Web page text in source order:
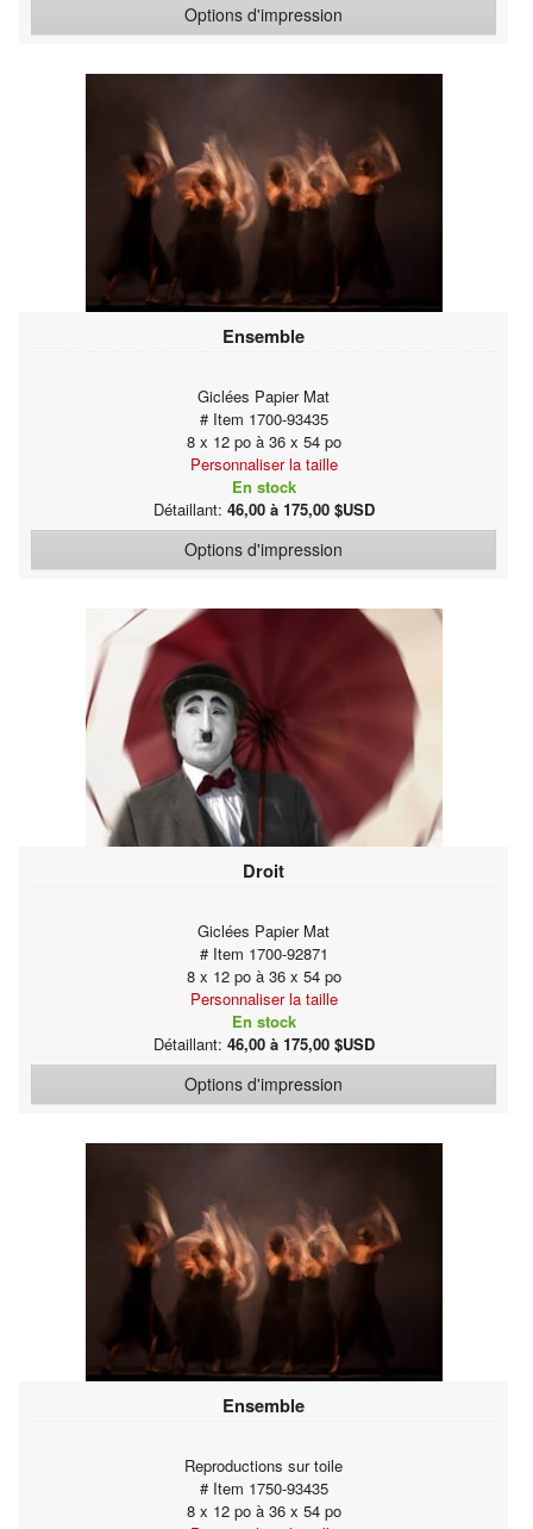
Options d'impression
Ensemble
Giclées Papier Mat
# Item 1700-93435
8 x 12 po à 36 x 54 po
Personnaliser la taille
En stock
Détaillant: 46,00 à 175,00 $USD
Options d'impression
Droit
Giclées Papier Mat
# Item 1700-92871
8 x 12 po à 36 x 54 po
Personnaliser la taille
En stock
Détaillant: 46,00 à 175,00 $USD
Options d'impression
Ensemble
Reproductions sur toile
# Item 1750-93435
8 x 12 po à 36 x 54 po